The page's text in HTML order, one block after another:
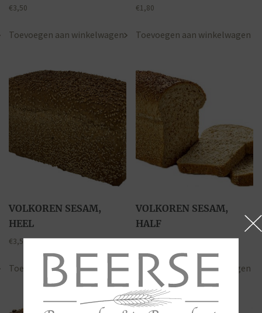
€3,50
Toevoegen aan winkelwagen
€1,80
Toevoegen aan winkelwagen
VOLKOREN SESAM,
HEEL
€3,50
Toevoegen aan winkelwagen
VOLKOREN SESAM,
HALF
€1,80
Toevoegen aan winkelwagen